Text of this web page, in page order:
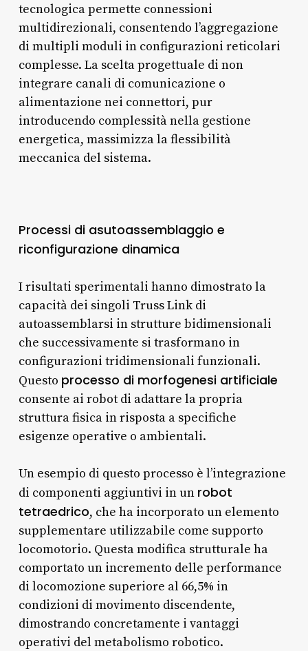
tecnologica permette connessioni
multidirezionali, consentendo l’aggregazione
di multipli moduli in configurazioni reticolari
complesse. La scelta progettuale di non
integrare canali di comunicazione o
alimentazione nei connettori, pur
introducendo complessità nella gestione
energetica, massimizza la flessibilità
meccanica del sistema.
Processi di asutoassemblaggio e
riconfigurazione dinamica
I risultati sperimentali hanno dimostrato la
capacità dei singoli Truss Link di
autoassemblarsi in strutture bidimensionali
che successivamente si trasformano in
configurazioni tridimensionali funzionali.
Questo processo di morfogenesi artificiale
consente ai robot di adattare la propria
struttura fisica in risposta a specifiche
esigenze operative o ambientali.
Un esempio di questo processo è l’integrazione
di componenti aggiuntivi in un robot
tetraedrico, che ha incorporato un elemento
supplementare utilizzabile come supporto
locomotorio. Questa modifica strutturale ha
comportato un incremento delle performance
di locomozione superiore al 66,5% in
condizioni di movimento discendente,
dimostrando concretamente i vantaggi
operativi del metabolismo robotico.